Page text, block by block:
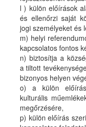
l ) külön előírások
és ellenőrzi saját
jogi személyeket és
m) helyi
kapcsolatos fontos
n) biztosítja a
a tiltott
bizonyos helyen
o) a külön
kulturális
megőrzésére,
p) külön előírás